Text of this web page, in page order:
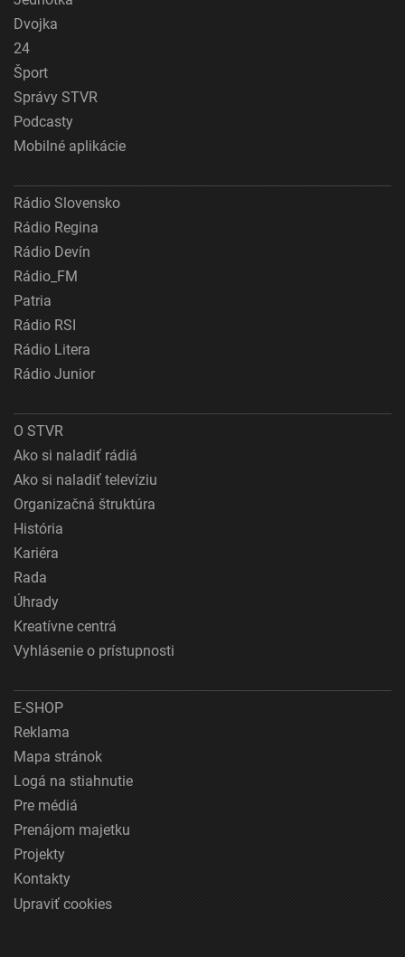
Dvojka
24
Šport
Správy STVR
Podcasty
Mobilné aplikácie
Rádio Slovensko
Rádio Regina
Rádio Devín
Rádio_FM
Patria
Rádio RSI
Rádio Litera
Rádio Junior
O STVR
Ako si naladiť rádiá
Ako si naladiť televíziu
Organizačná štruktúra
História
Kariéra
Rada
Úhrady
Kreatívne centrá
Vyhlásenie o prístupnosti
E-SHOP
Reklama
Mapa stránok
Logá na stiahnutie
Pre médiá
Prenájom majetku
Projekty
Kontakty
Upraviť cookies